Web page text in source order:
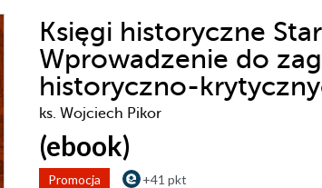
Księgi historyczne
Wprowadzenie do
historyczno-
ks. Wojciech Pikor
(ebook)
Promocja +41 pkt